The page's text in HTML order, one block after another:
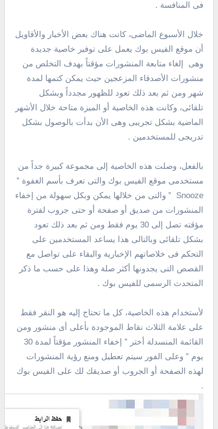
فى المنافسة .
خلال الأسبوع الماضى، كانت هناك بعض الأخبار والأقاويل
أن موقع الفيس بوك يعمل على توفير خاصية جديدة
وهى إلغاء متابعة المنشورات مؤقتاً بهدف التخلص من
منشورات الأصدقاء المزعجين حيث يمكن كتمها لمدة
شهر ومن ثم بعد ذلك تعود للظهور مجدداً وبشكل
تلقائى، وكانت هذه الخاصية أو الميزة متاحة خلال الأشهر
الماضية بشكل تجريبى وهى الأن بدأت بالوصول بشكل
تدريجى للمستخدمين .
بالفعل، وصلت هذه الخاصية إلى مجموعة كبيرة جداً من
مستخدمى موقع الفيس بوك والتى تعرف بأسم الغفوة ”
Snooze ” والتى من خلالها يمكن وبكل سهولة من إخفاء
المنشورات من صديق أو صفحة أو حتى جروب لفترة
مؤقته تصل إلى 30 يوم فقط ومن ثم بعد ذلك تعود
بشكل تلقائى وبالتالى هذا يساعد المستخدمين على
التحكم فى خلاصاتهم الإخبارية والبقاء على تواصل مع
القصص التى يجدونها أكثر صلة وهذا على حسب ما ذكر
المتحدث الرسمى للفيس بوك .
لأستخدام هذه الخاصية، كل ما تحتاج إليه هو النقر فقط
على علامة الثلاث نقاط الموجودة بأعلى أى منشور ومن
القائمة المنسدلة أختر ” إخفاء المنشور مؤقتاً لمدة 30
يوم ” وعلى الفور سيتم تعطيل ومنع رؤية المنشورات
لهذه الصفحة أو الجروب أو صديقك لك على الفيس بوك
.